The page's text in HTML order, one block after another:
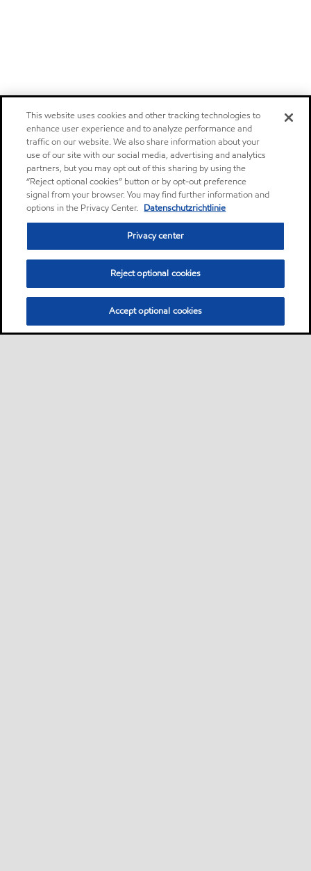
This website uses cookies and other tracking technologies to
enhance user experience and to analyze performance and
traffic on our website. We also share information about your
use of our site with our social media, advertising and analytics
partners, but you may opt out of this sharing by using the
“Reject optional cookies” button or by opt-out preference
signal from your browser. You may find further information and
options in the Privacy Center. Datenschutzrichtlinie
Privacy center
Reject optional cookies
Accept optional cookies